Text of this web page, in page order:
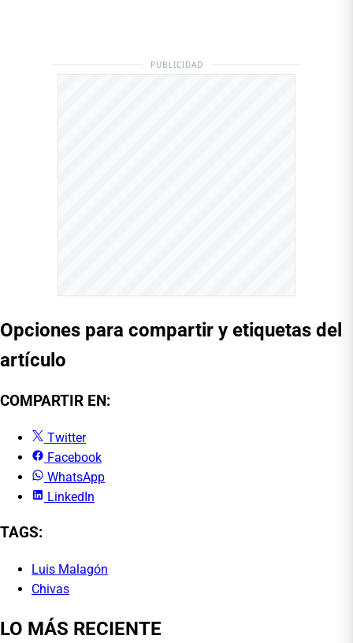
PUBLICIDAD
Opciones para compartir y etiquetas del
artículo
COMPARTIR EN:
Twitter
Facebook
WhatsApp
LinkedIn
TAGS:
Luis Malagón
Chivas
LO MÁS RECIENTE